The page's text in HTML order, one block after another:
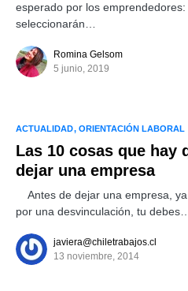
esperado por los
seleccionarán…
Romina Gelsom
5 junio, 2019
ACTUALIDAD ORIENTACIÓN LABORAL
Las 10 cosas que hay
dejar una empresa
Antes de dejar una empresa,
por una desvinculación, tu debes…
javiera@chiletrabajos.cl
13 noviembre, 2014